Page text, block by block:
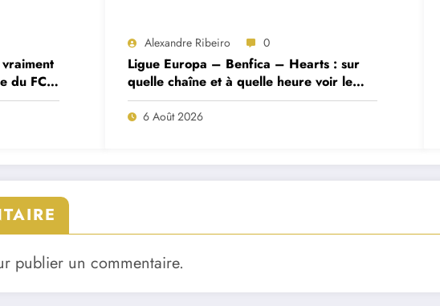
du FC
Alexandre Ribeiro 0
Ligue Europa – Benfica – Hearts : sur
quelle chaîne et à quelle heure voir le
match ?
6 Août 2026
publier un commentaire.